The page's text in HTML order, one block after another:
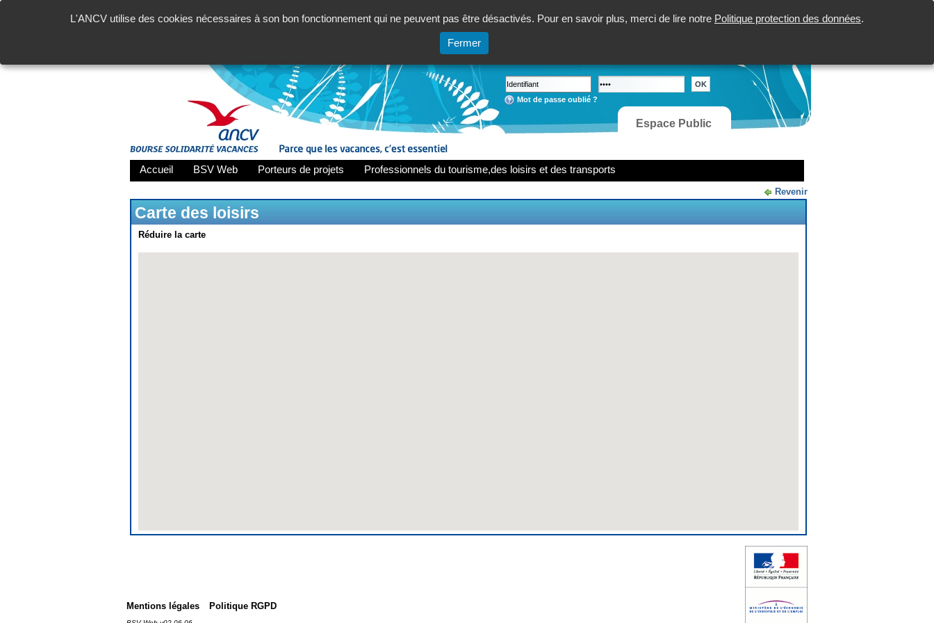
L'ANCV utilise des cookies nécessaires à son bon fonctionnement qui ne peuvent pas être désactivés. Pour en savoir plus, merci de lire notre Politique protection des données.
Fermer
Mot de passe oublié ?
Espace Public
Accueil BSV Web Porteurs de projets Professionnels du tourisme,des loisirs et des transports
Revenir
Carte des loisirs
Réduire la carte
Mentions légales Politique RGPD